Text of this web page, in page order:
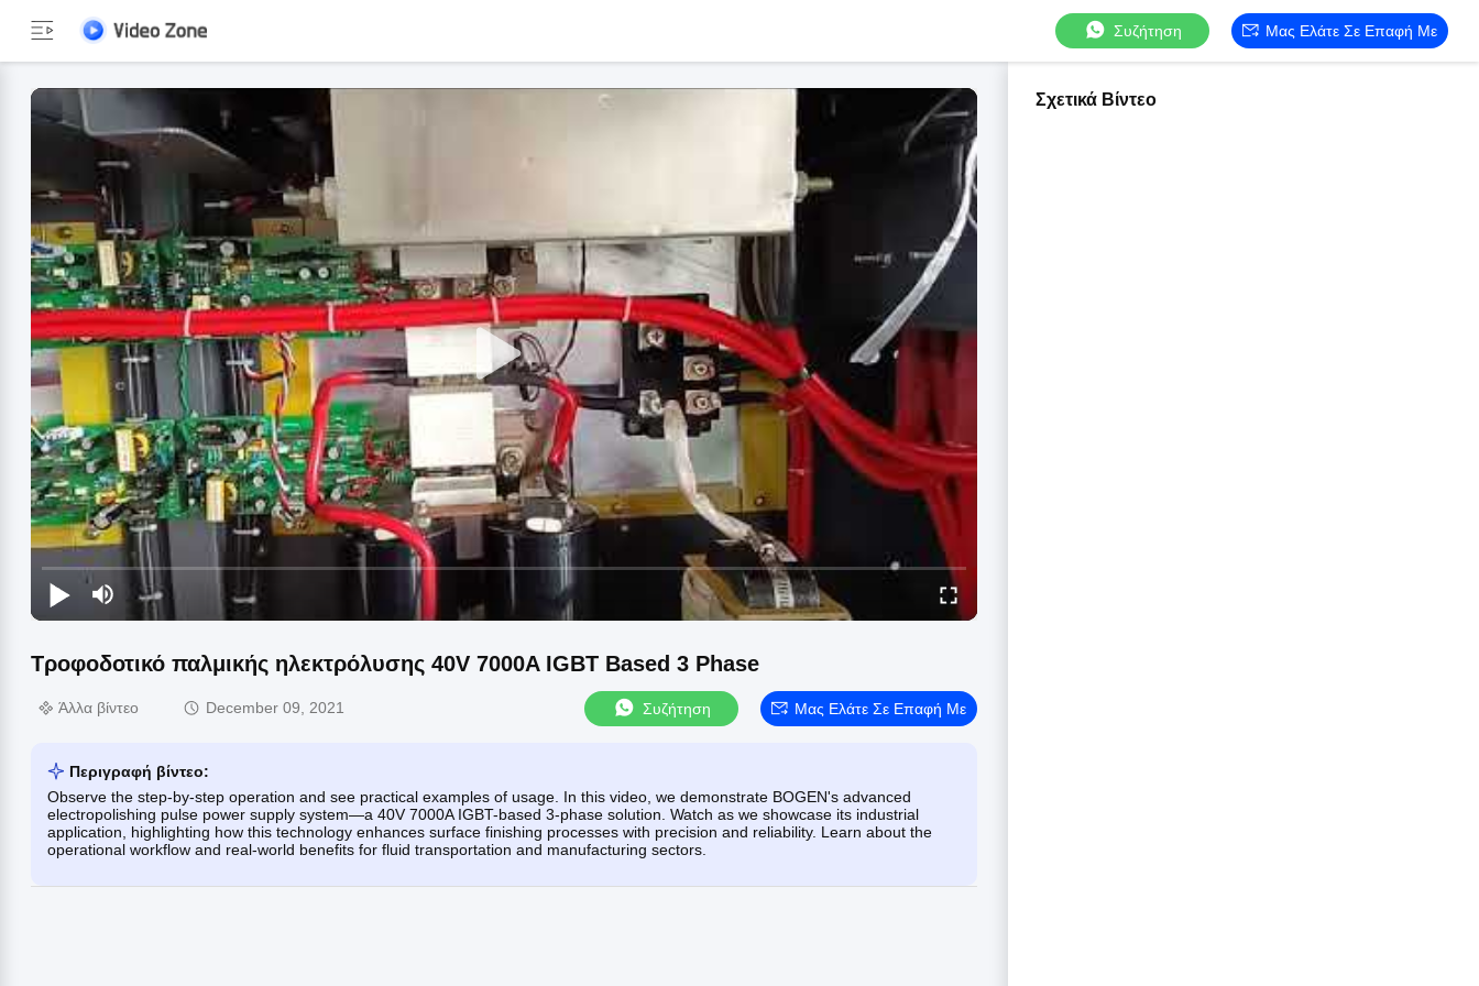
Συζήτηση Μας Ελάτε Σε Επαφή Με
Τροφοδοτικό παλμικής ηλεκτρόλυσης 40V 7000A IGBT Based 3 Phase
Άλλα βίντεο December 09, 2021 Συζήτηση Μας Ελάτε Σε Επαφή Με
Περιγραφή βίντεο:
Observe the step-by-step operation and see practical examples of usage. In this video, we demonstrate BOGEN's advanced
electropolishing pulse power supply system—a 40V 7000A IGBT-based 3-phase solution. Watch as we showcase its industrial
application, highlighting how this technology enhances surface finishing processes with precision and reliability. Learn about the
operational workflow and real-world benefits for fluid transportation and manufacturing sectors.
Σχετικά Βίντεο